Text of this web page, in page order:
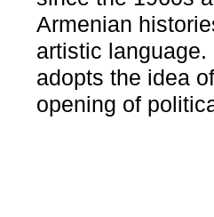
Armenian
artistic
adopts the idea
opening of